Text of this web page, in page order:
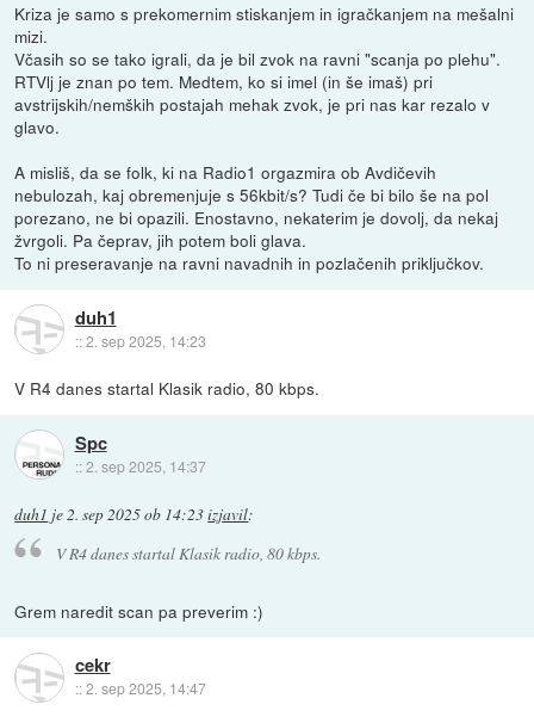
Kriza je samo s prekomernim stiskanjem in igračkanjem na mešalni
mizi.
Včasih so se tako igrali, da je bil zvok na ravni "scanja po plehu".
RTVlj je znan po tem. Medtem, ko si imel (in še imaš) pri
avstrijskih/nemških postajah mehak zvok, je pri nas kar rezalo v
glavo.
A misliš, da se folk, ki na Radio1 orgazmira ob Avdičevih
nebulozah, kaj obremenjuje s 56kbit/s? Tudi če bi bilo še na pol
porezano, ne bi opazili. Enostavno, nekaterim je dovolj, da nekaj
žvrgoli. Pa čeprav, jih potem boli glava.
To ni preseravanje na ravni navadnih in pozlačenih priključkov.
duh1
::2. sep 2025, 14:23
V R4 danes startal Klasik radio, 80 kbps.
Spc
::2. sep 2025, 14:37
duh1 je 2. sep 2025 ob 14:23izjavil:
V R4 danes startal Klasik radio, 80 kbps.
Grem naredit scan pa preverim :)
cekr
::2. sep 2025, 14:47